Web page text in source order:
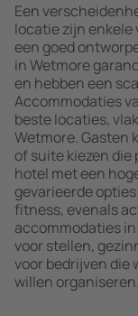
Een
locatie zijn enkele
een goed
in Wetmore
en hebben een
Accommodaties
beste locaties,
Wetmore. Gasten
of suite kiezen
hotel met een
gevarieerde
fitness, evenals
accommodaties
voor stellen,
voor bedrijven die
willen organiseren.